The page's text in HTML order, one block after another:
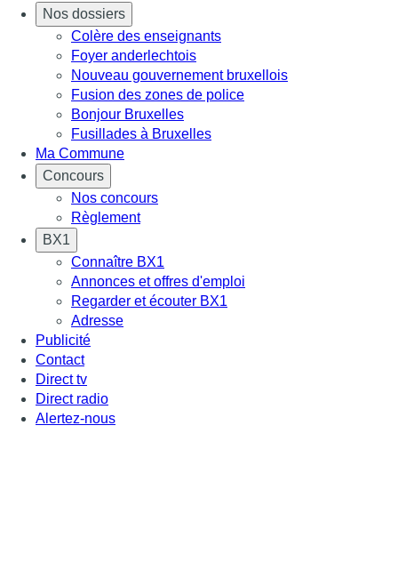
Nos dossiers
Colère des enseignants
Foyer anderlechtois
Nouveau gouvernement bruxellois
Fusion des zones de police
Bonjour Bruxelles
Fusillades à Bruxelles
Ma Commune
Concours
Nos concours
Règlement
BX1
Connaître BX1
Annonces et offres d'emploi
Regarder et écouter BX1
Adresse
Publicité
Contact
Direct tv
Direct radio
Alertez-nous